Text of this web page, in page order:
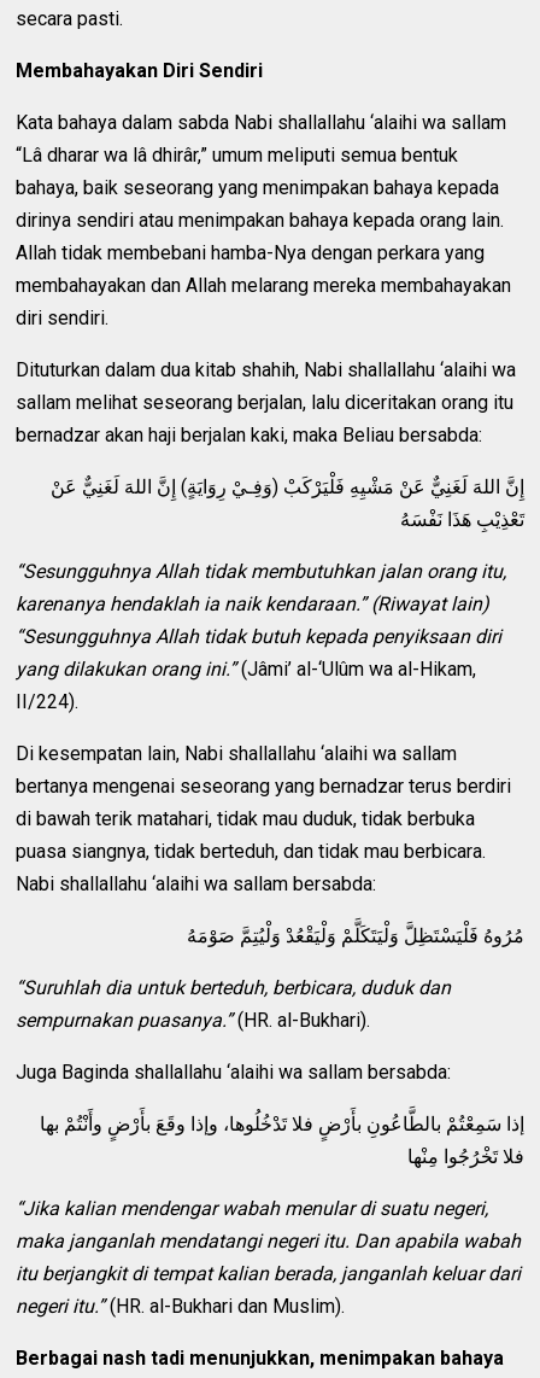
secara pasti.
Membahayakan Diri Sendiri
Kata bahaya dalam sabda Nabi shallallahu ‘alaihi wa sallam
“Lâ dharar wa lâ dhirâr,” umum meliputi semua bentuk
bahaya, baik seseorang yang menimpakan bahaya kepada
dirinya sendiri atau menimpakan bahaya kepada orang lain.
Allah tidak membebani hamba-Nya dengan perkara yang
membahayakan dan Allah melarang mereka membahayakan
diri sendiri.
Dituturkan dalam dua kitab shahih, Nabi shallallahu ‘alaihi wa
sallam melihat seseorang berjalan, lalu diceritakan orang itu
bernadzar akan haji berjalan kaki, maka Beliau bersabda:
إِنَّ اللهَ لَغَنِيٌّ عَنْ مَشْيِهِ فَلْيَرْكَبْ (وَفِـيْ رِوَايَةٍ) إِنَّ اللهَ لَغَنِيٌّ عَنْ
تَعْذِيْبِ هَذَا نَفْسَهُ
“Sesungguhnya Allah tidak membutuhkan jalan orang itu,
karenanya hendaklah ia naik kendaraan.” (Riwayat lain)
“Sesungguhnya Allah tidak butuh kepada penyiksaan diri
yang dilakukan orang ini.”(Jâmi’ al-‘Ulûm wa al-Hikam,
II/224).
Di kesempatan lain, Nabi shallallahu ‘alaihi wa sallam
bertanya mengenai seseorang yang bernadzar terus berdiri
di bawah terik matahari, tidak mau duduk, tidak berbuka
puasa siangnya, tidak berteduh, dan tidak mau berbicara.
Nabi shallallahu ‘alaihi wa sallam bersabda:
مُرُوهُ فَلْيَسْتَظِلَّ وَلْيَتَكَلَّمْ وَلْيَقْعُدْ وَلْيُتِمَّ صَوْمَهُ
“Suruhlah dia untuk berteduh, berbicara, duduk dan
sempurnakan puasanya.”(HR. al-Bukhari).
Juga Baginda shallallahu ‘alaihi wa sallam bersabda:
إذا سَمِعْتُمْ بالطَّاعُونِ بأَرْضٍ فلا تَدْخُلُوها، وإذا وقَعَ بأَرْضٍ وأَنْتُمْ بها
فلا تَخْرُجُوا مِنْها
“Jika kalian mendengar wabah menular di suatu negeri,
maka janganlah mendatangi negeri itu. Dan apabila wabah
itu berjangkit di tempat kalian berada, janganlah keluar dari
negeri itu.”(HR. al-Bukhari dan Muslim).
Berbagai nash tadi menunjukkan, menimpakan bahaya